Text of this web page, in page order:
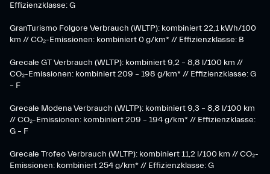
Effizienzklasse: G
GranTurismo Folgore Verbrauch (WLTP): kombiniert 22,1 kWh/100
km // CO₂-Emissionen: kombiniert 0 g/km* // Effizienzklasse: B
Grecale GT Verbrauch (WLTP): kombiniert 9,2 – 8,8 l/100 km //
CO₂-Emissionen: kombiniert 209 – 198 g/km* // Effizienzklasse: G
– F
Grecale Modena Verbrauch (WLTP): kombiniert 9,3 – 8,8 l/100 km
// CO₂-Emissionen: kombiniert 209 – 194 g/km* // Effizienzklasse:
G – F
Grecale Trofeo Verbrauch (WLTP): kombiniert 11,2 l/100 km // CO₂-
Emissionen: kombiniert 254 g/km* // Effizienzklasse: G